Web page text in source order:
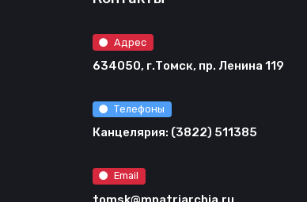
Адрес
634050, г.Томск, пр. Ленина 119
Телефоны
Канцелярия: (3822) 511385
Email